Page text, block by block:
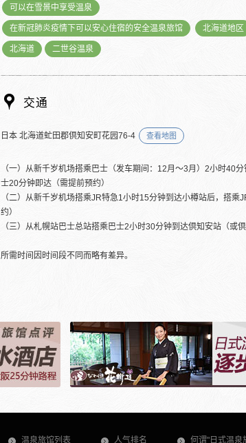
可以在雪景中享受温泉
在新冠肺炎疫情下可以安心住宿的安全温泉旅馆 北海道地区
北海道 二世谷温泉
交通
日本 北海道虻田郡倶知安町花园76-4 查看地图
（一）从新千岁机场搭乘巴士（发车期间：12月～3月）2小时40
士20分钟即达（需提前预约）
（二）从新千岁机场搭乘JR特急1小时15分钟到达小樽站后，搭
约）
（三）从札幌站巴士总站搭乘巴士2小时30分钟到达倶知安站（或
所需时间因时间段不同而略有差异。
温泉旅馆列表 人气排名 何谓"日式温泉